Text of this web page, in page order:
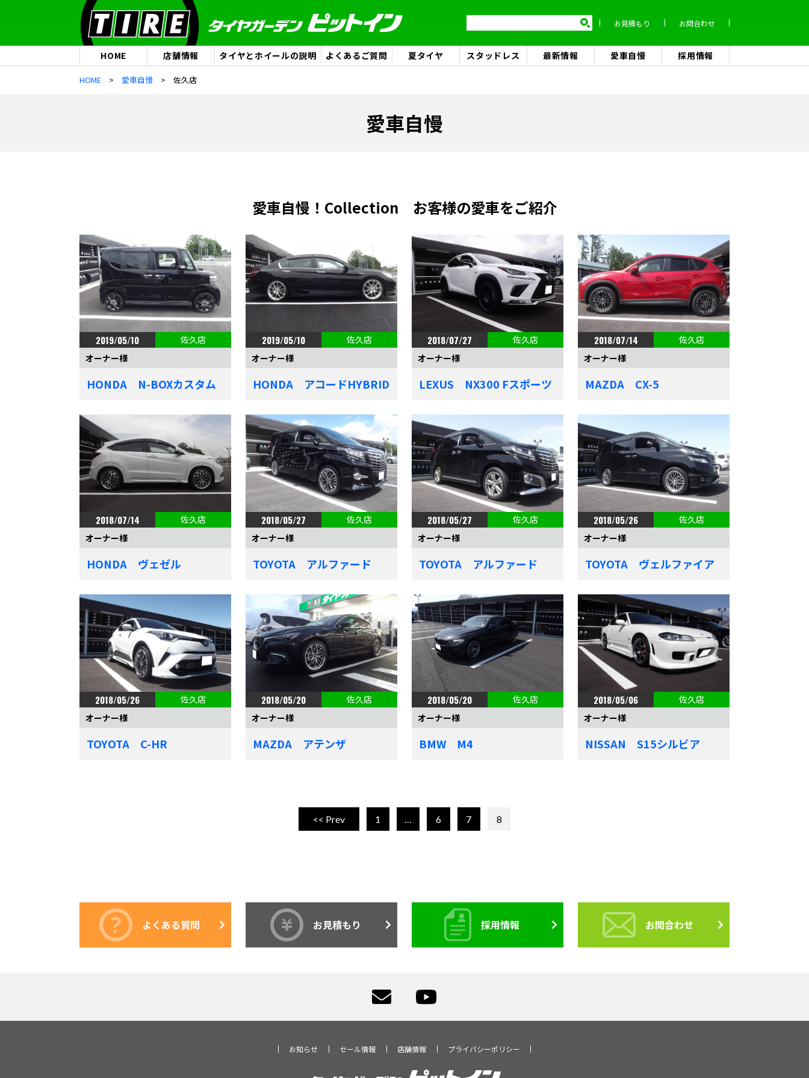
お見積もり お問合わせ
HOME 店舗情報 タイヤとホイールの説明 よくあるご質問 夏タイヤ スタッドレス 最新情報 愛車自慢 採用情報
HOME 愛車自慢 佐久店
愛車自慢
愛車自慢！Collection お客様の愛車をご紹介
2019/05/10
佐久店
オーナー様
HONDA N-BOXカスタム
2019/05/10
佐久店
オーナー様
HONDA アコードHYBRID
2018/07/27
佐久店
オーナー様
LEXUS NX300 Fスポーツ
2018/07/14
佐久店
オーナー様
MAZDA CX-5
2018/07/14
佐久店
オーナー様
HONDA ヴェゼル
2018/05/27
佐久店
オーナー様
TOYOTA アルファード
2018/05/27
佐久店
オーナー様
TOYOTA アルファード
2018/05/26
佐久店
オーナー様
TOYOTA ヴェルファイア
2018/05/26
佐久店
オーナー様
TOYOTA C-HR
2018/05/20
佐久店
オーナー様
MAZDA アテンザ
2018/05/20
佐久店
オーナー様
BMW M4
2018/05/06
佐久店
オーナー様
NISSAN S15シルビア
<< Prev 1 6 7 8
よくある質問 お見積もり 採用情報 お問合わせ
お知らせ セール情報 店舗情報 プライバシーポリシー